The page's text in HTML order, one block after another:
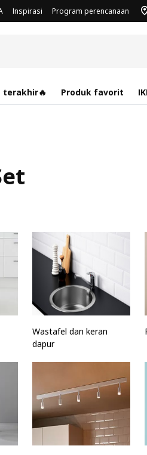
Inspirasi Program perencanaan
terakhir🔥 Produk favorit
Wastafel dan keran
dapur